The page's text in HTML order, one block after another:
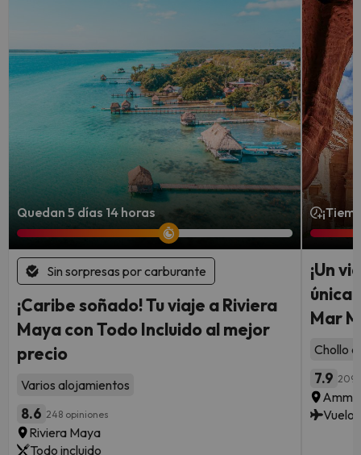
Quedan 5 días 14 horas
Sin sorpresas por carburante
¡Caribe soñado! Tu viaje a Riviera
Maya con Todo Incluido al mejor
precio
Varios alojamientos
8.6 248 opiniones
Riviera Maya
Todo incluido
¡Un
única
Mar
Chollo
7.9 209